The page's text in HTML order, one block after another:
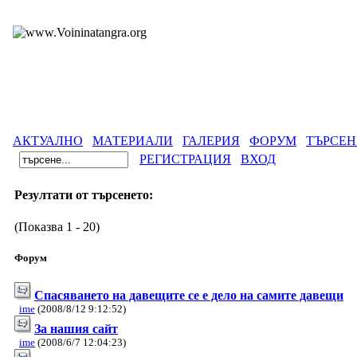
АКТУАЛНО МАТЕРИАЛИ ГАЛЕРИЯ ФОРУМ
РЕГИСТРАЦИЯ
ВХОД
Резултати от търсенето:
(Показва 1 - 20)
Форум
Спасяването на давещите се е дело на самите давещи
ime (2008/8/12 9:12:52)
За нашия сайт
ime (2008/6/7 12:04:23)